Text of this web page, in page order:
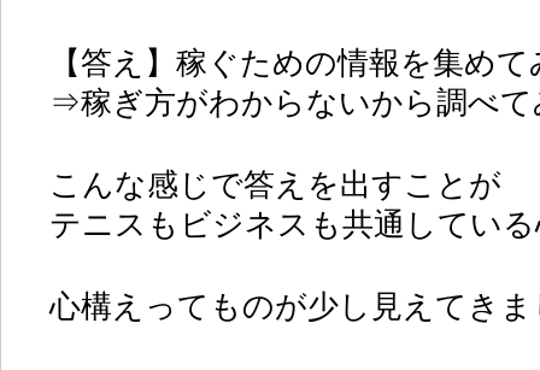
【答え】稼ぐための情報を集めて
⇒稼ぎ方がわからないから調べて
こんな感じで答えを出すことが
テニスもビジネスも共通してい
心構えってものが少し見えてき